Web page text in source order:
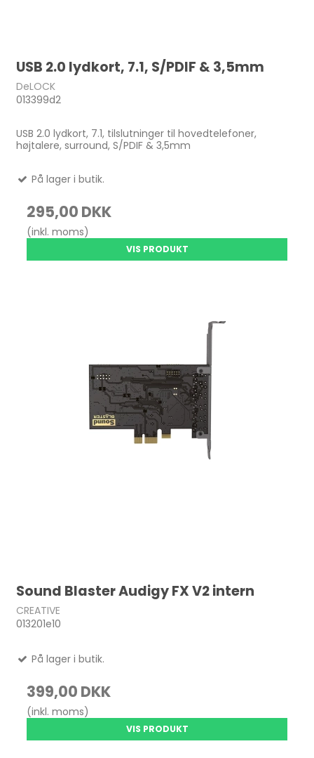
USB 2.0 lydkort, 7.1, S/PDIF & 3,5mm
DeLOCK
013399d2
USB 2.0 lydkort, 7.1, tilslutninger til hovedtelefoner,
højtalere, surround, S/PDIF & 3,5mm
På lager i butik.
295,00 DKK
(inkl. moms)
VIS PRODUKT
Sound Blaster Audigy FX V2 intern
CREATIVE
013201e10
På lager i butik.
399,00 DKK
(inkl. moms)
VIS PRODUKT